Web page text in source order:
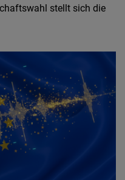
stellt sich die